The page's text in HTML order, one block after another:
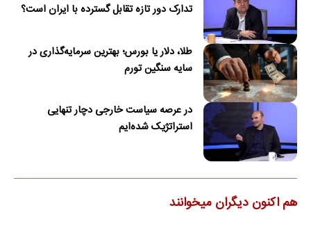
تدارک دور تازه تقابل گسترده با ایران است؟
طلا، دلار یا بورس؛ بهترین سرمایه‌گذاری در
سایه سنگین تورم
در عرصه سیاست خارجی دچار تنهایی
استراتژیک شده‌ایم
هم اکنون دیگران میخوانند